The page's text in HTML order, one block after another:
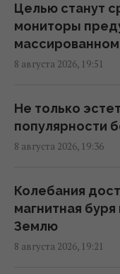
19:19 суббота, 08
Турция
которые шли в
19:00 суббота, 08
Пессимизм
войну
18:43 суббота, 08
"Молимся,
Целью станут
мониторы
8 августа 2026, 19:51
Не только
популярности
8 августа 2026, 19:36
Колебания
магнитная
Землю
8 августа 2026, 19:21